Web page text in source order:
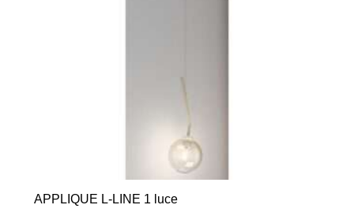
APPLIQUE L-LINE 1 luce